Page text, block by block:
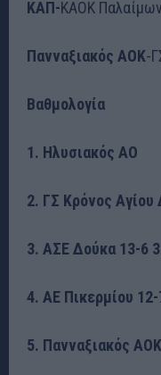
ΚΑΠ-ΚΑΟΚ
Πανναξιακός ΑΟΚ-
Βαθμολογία
1.
2. ΓΣ Κρόνος
3. ΑΣΕ Δούκα 13-6
4. ΑΕ Πικερμίου 12-
5. Πανναξιακός